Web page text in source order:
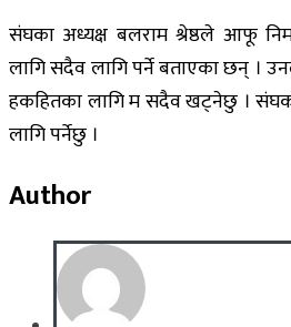
संघका अध्यक्ष बलराम श्रेष्ठले आफू
लागि सदैव लागि पर्ने बताएका छन् ।
हकहितका लागि म सदैव खट्नेछु ।
लागि पर्नेछु ।
Author